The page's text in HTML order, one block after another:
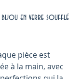
en verre soufflé
pièce est
à la main, avec